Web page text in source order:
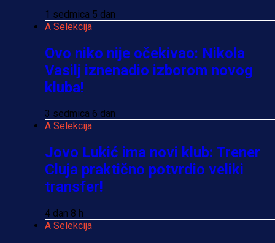
1 sedmica 5 dan
A Selekcija
Ovo niko nije očekivao: Nikola
Vasilj iznenadio izborom novog
kluba!
3 sedmica 6 dan
A Selekcija
Jovo Lukić ima novi klub: Trener
Cluja praktično potvrdio veliki
transfer!
4 dan 8 h
A Selekcija